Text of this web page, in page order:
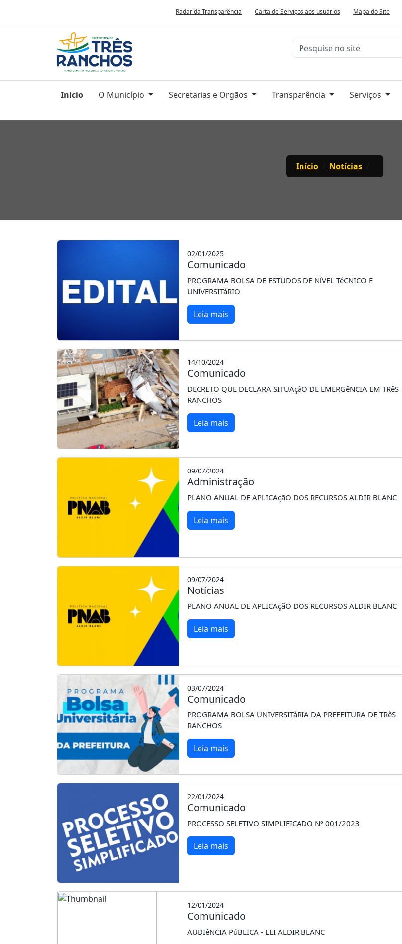
Radar da Transparência Carta de Serviços aos usuários Mapa do Site
Inicio O Município Secretarias e Orgãos Transparência Serviços
Início Notícias
02/01/2025
Comunicado
PROGRAMA BOLSA DE ESTUDOS DE NíVEL TéCNICO E
UNIVERSITáRIO
Leia mais
14/10/2024
Comunicado
DECRETO QUE DECLARA SITUAçãO DE EMERGêNCIA EM TRêS
RANCHOS
Leia mais
09/07/2024
Administração
PLANO ANUAL DE APLICAçãO DOS RECURSOS ALDIR BLANC
Leia mais
09/07/2024
Notícias
PLANO ANUAL DE APLICAçãO DOS RECURSOS ALDIR BLANC
Leia mais
03/07/2024
Comunicado
PROGRAMA BOLSA UNIVERSITáRIA DA PREFEITURA DE TRêS
RANCHOS
Leia mais
22/01/2024
Comunicado
PROCESSO SELETIVO SIMPLIFICADO Nº 001/2023
Leia mais
12/01/2024
Comunicado
AUDIêNCIA PúBLICA - LEI ALDIR BLANC